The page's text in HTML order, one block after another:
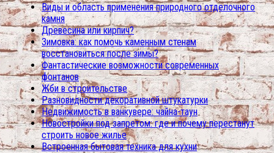
Виды и область применения природного отделочного
камня
Древесина или кирпич?
Зимовка: как помочь каменным стенам
восстановиться после зимы?
Фантастические возможности современных
фонтанов
Жби в строительстве
Разновидности декоративной штукатурки
Недвижимость в ванкувере: чайна-таун
Новостройки под запретом: где и почему перестанут
строить новое жилье
Встроенная бытовая техника для кухни